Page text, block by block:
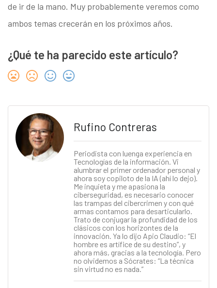
de ir de la mano. Muy probablemente veremos como
ambos temas crecerán en los próximos años.
¿Qué te ha parecido este artículo?
Rufino Contreras
Periodista con luenga experiencia en
Tecnologías de la información. Vi
alumbrar el primer ordenador personal y
ahora soy copiloto de la IA (ahí lo dejo).
Me inquieta y me apasiona la
ciberseguridad, es necesario conocer
las trampas del cibercrimen y con qué
armas contamos para desarticularlo.
Trato de conjugar la profundidad de los
clásicos con los horizontes de la
innovación. Ya lo dijo Apio Claudio: “El
hombre es artífice de su destino”, y
ahora más, gracias a la tecnología. Pero
no olvidemos a Sócrates: “La técnica
sin virtud no es nada.”